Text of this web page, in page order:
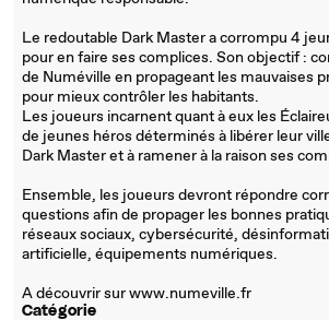
Le redoutable Dark Master a corrompu 4
pour en faire ses complices. Son objectif :
de Numéville en propageant les mauvaises
pour mieux contrôler les habitants.
Les joueurs incarnent quant à eux les
de jeunes héros déterminés à libérer leur
Dark Master et à ramener à la raison ses
Ensemble, les joueurs devront répondre
questions afin de propager les bonnes
réseaux sociaux, cybersécurité,
artificielle, équipements numériques.
A découvrir sur www.numeville.fr
Catégorie